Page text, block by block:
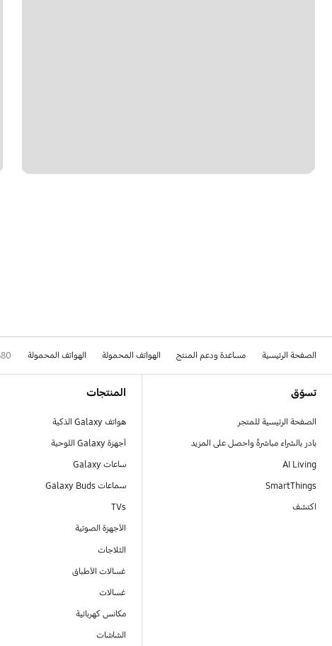
الصفحة الرئيسية مساعدة ودعم المنتج الهواتف المحمولة الهواتف المحمولة
تسوّق
الصفحة الرئيسية للمتجر
بادر بالشراء مباشرةً واحصل على المزيد
AI Living
SmartThings
اكتشف
المنتجات
هواتف Galaxy الذكية
أجهزة Galaxy اللوحية
ساعات Galaxy
سماعات Galaxy Buds
TVs
الأجهزة الصوتية
الثلاجات
غسالات الأطباق
غسالات
مكانس كهربائية
الشاشات